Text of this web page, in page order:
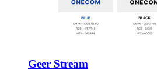
Geer Stream